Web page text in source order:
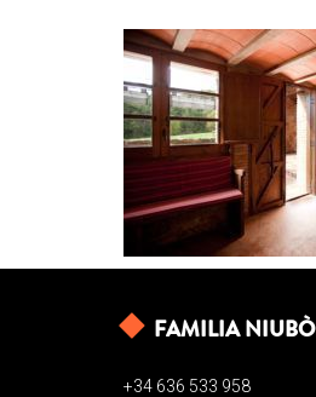
FAMILIA NIUBÒ
+34 636 533 958